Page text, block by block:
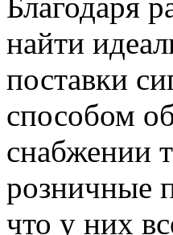
найти
поставки
способом
снабжении
розничные
что у них